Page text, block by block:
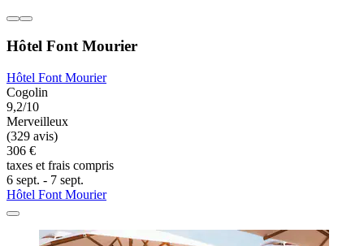
Hôtel Font Mourier
Hôtel Font Mourier
Cogolin
9,2/10
Merveilleux
(329 avis)
306 €
taxes et frais compris
6 sept. - 7 sept.
Hôtel Font Mourier